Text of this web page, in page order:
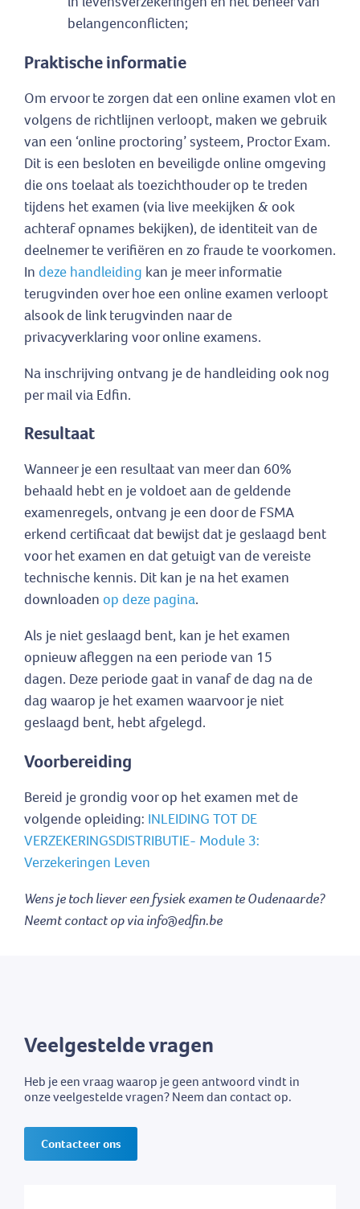
belangenconflicten;
Praktische informatie
Om ervoor te zorgen dat een online examen vlot en
volgens de richtlijnen verloopt, maken we gebruik
van een ‘online proctoring’ systeem, Proctor Exam.
Dit is een besloten en beveiligde online omgeving
die ons toelaat als toezichthouder op te treden
tijdens het examen (via live meekijken & ook
achteraf opnames bekijken), de identiteit van de
deelnemer te verifiëren en zo fraude te voorkomen.
In deze handleiding kan je meer informatie
terugvinden over hoe een online examen verloopt
alsook de link terugvinden naar de
privacyverklaring voor online examens.
Na inschrijving ontvang je de handleiding ook nog
per mail via Edfin.
Resultaat
Wanneer je een resultaat van meer dan 60%
behaald hebt en je voldoet aan de geldende
examenregels, ontvang je een door de FSMA
erkend certificaat dat bewijst dat je geslaagd bent
voor het examen en dat getuigt van de vereiste
technische kennis. Dit kan je na het examen
downloaden op deze pagina.
Als je niet geslaagd bent, kan je het examen
opnieuw afleggen na een periode van 15
dagen. Deze periode gaat in vanaf de dag na de
dag waarop je het examen waarvoor je niet
geslaagd bent, hebt afgelegd.
Voorbereiding
Bereid je grondig voor op het examen met de
volgende opleiding: INLEIDING TOT DE
VERZEKERINGSDISTRIBUTIE- Module 3:
Verzekeringen Leven
Wens je toch liever een fysiek examen te Oudenaarde?
Neemt contact op via info@edfin.be
Veelgestelde vragen
Heb je een vraag waarop je geen antwoord vindt in
onze veelgestelde vragen? Neem dan contact op.
Contacteer ons